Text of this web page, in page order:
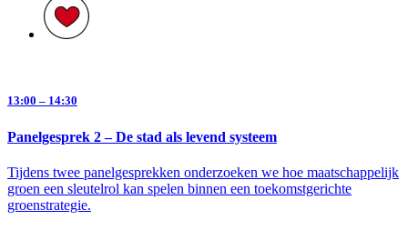
13:00 – 14:30
Panelgesprek 2 – De stad als levend systeem
Tijdens twee panelgesprekken onderzoeken we hoe maatschappelijk
groen een sleutelrol kan spelen binnen een toekomstgerichte
groenstrategie.